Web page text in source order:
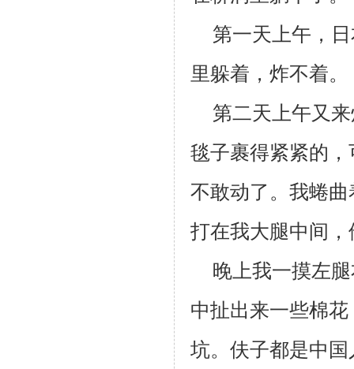
第一天上午，
里躲着，炸不着。
第二天上午又
毯子裹得紧紧的
不敢动了。我蜷
打在我大腿中间
晚上我一摸左
中扯出来一些棉
坑。 伕子都是中国